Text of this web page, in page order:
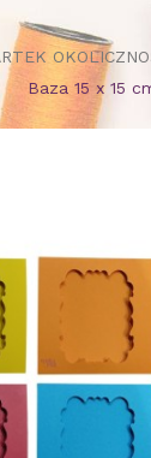
Baza 15 x 15